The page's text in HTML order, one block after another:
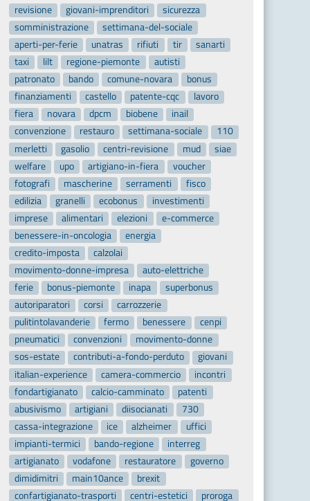
revisione
giovani-imprenditori
sicurezza
somministrazione
settimana-del-sociale
aperti-per-ferie
unatras rifiuti tir
sanarti
taxi
lilt regione-piemonte
autisti
patronato
bando comune-novara
bonus
finanziamenti
castello patente-cqc
lavoro
fiera
novara dpcm biobene
inail
convenzione
restauro settimana-sociale
110
merletti
gasolio centri-revisione mud
siae
welfare
upo artigiano-in-fiera
voucher
fotografi
mascherine serramenti
fisco
edilizia
granelli ecobonus
investimenti
imprese
alimentari elezioni
e-commerce
benessere-in-oncologia
energia
credito-imposta
calzolai
movimento-donne-impresa
auto-elettriche
ferie
bonus-piemonte inapa
superbonus
autoriparatori
corsi
carrozzerie
pulitintolavanderie
fermo benessere
cenpi
pneumatici
convenzioni
movimento-donne
sos-estate
contributi-a-fondo-perduto
giovani
italian-experience
camera-commercio
incontri
fondartigianato
calcio-camminato
patenti
abusivismo
artigiani diisocianati
730
cassa-integrazione
ice alzheimer
uffici
impianti-termici
bando-regione
interreg
artigianato
vodafone restauratore
governo
dimidimitri
main10ance
brexit
confartigianato-trasporti
centri-estetici proroga